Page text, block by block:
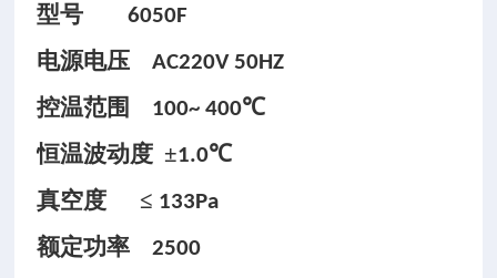
型号 6050F
电源电压 AC220V 50HZ
控温范围 100~ 400℃
恒温波动度 ±1.0℃
真空度
≤ 133Pa
额定功率 2500